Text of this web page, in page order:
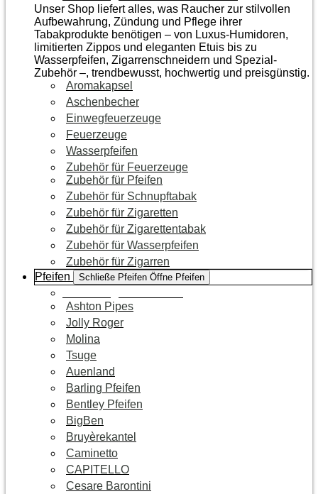
Unser Shop liefert alles, was Raucher zur stilvollen
Aufbewahrung, Zündung und Pflege ihrer
Tabakprodukte benötigen – von Luxus-Humidoren,
limitierten Zippos und eleganten Etuis bis zu
Wasserpfeifen, Zigarrenschneidern und Spezial-
Zubehör –, trendbewusst, hochwertig und preisgünstig.
Aromakapsel
Aschenbecher
Einwegfeuerzeuge
Feuerzeuge
Wasserpfeifen
Zubehör für Feuerzeuge
Zubehör für Pfeifen
Zubehör für Schnupftabak
Zubehör für Zigaretten
Zubehör für Zigarettentabak
Zubehör für Wasserpfeifen
Zubehör für Zigarren
Pfeifen
Schließe Pfeifen Öffne Pfeifen
Ashton Pipes
Jolly Roger
Molina
Tsuge
Auenland
Barling Pfeifen
Bentley Pfeifen
BigBen
Bruyèrekantel
Caminetto
CAPITELLO
Cesare Barontini